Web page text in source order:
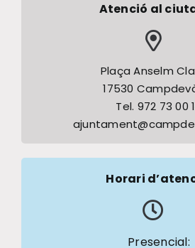
Atenció al
Plaça Anselm
17530
Tel. 972 73 00
Horari
Presencial: